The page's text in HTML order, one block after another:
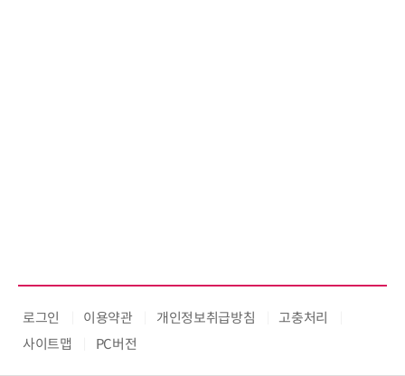
로그인 이용약관 개인정보취급방침
고충처리
사이트맵
PC버전